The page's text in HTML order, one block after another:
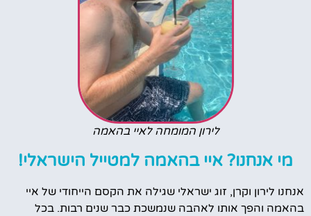
לירון המומחה לאיי בהאמה
מי אנחנו? איי בהאמה למטייל הישראלי!
אנחנו לירון וקרן, זוג ישראלי שגילה את הקסם הייחודי של איי
בהאמה והפך אותו לאהבה שנמשכת כבר שנים רבות. בכל